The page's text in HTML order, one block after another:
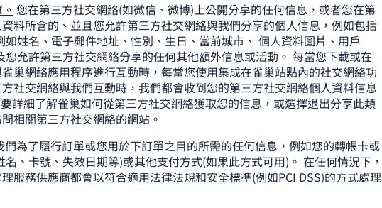
您在第三方社交網絡(如微信、微博)上公開分享的任何信息，或者您在第
料所含的、並且您允許第三方社交網絡與我們分享的個人信息，例如包括
如姓名、電子郵件地址、性別、生日、當前城市、 個人資料圖片、用戶
您允許第三方社交網絡分享的任何其他額外信息或活動。 每當您下載或在
巢網絡應用程序進行互動時，每當您使用集成在雀巢站點內的社交網絡功
社交網絡與我們互動時，我們都會收到您的第三方社交網絡個人資料信息
詳細了解雀巢如何從第三方社交網絡獲取您的信息，或選擇退出分享此類
相關第三方社交網絡的網站。
們為了履行訂單或您用於下訂單之目的所需的任何信息，例如您的轉帳卡或
、卡號、失效日期等)或其他支付方式(如果此方式可用)。 在任何情況下，
服務供應商都會以符合適用法律法規和安全標準(例如PCI DSS)的方式處理